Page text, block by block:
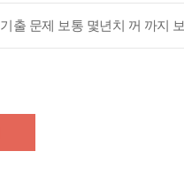
기출 문제 보통 몇년치 꺼 까지